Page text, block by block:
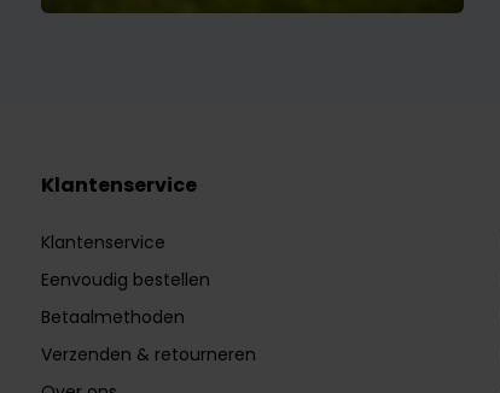
Klantenservice
Klantenservice
Eenvoudig bestellen
Betaalmethoden
Verzenden & retourneren